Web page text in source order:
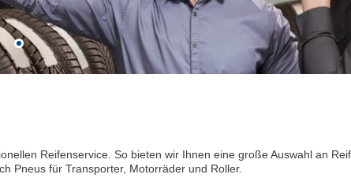
Reifenservice. So bieten wir Ihnen eine große Auswahl an
Pneus für Transporter, Motorräder und Roller.